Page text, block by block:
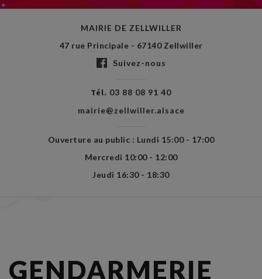
MAIRIE DE ZELLWILLER
47 rue Principale - 67140 Zellwiller
Suivez-nous
Tél. 03 88 08 91 40
mairie@zellwiller.alsace
Ouverture au public : Lundi 15:00 - 17:00
Mercredi 10:00 - 12:00
Jeudi 16:30 - 18:30
GENDARMERIE